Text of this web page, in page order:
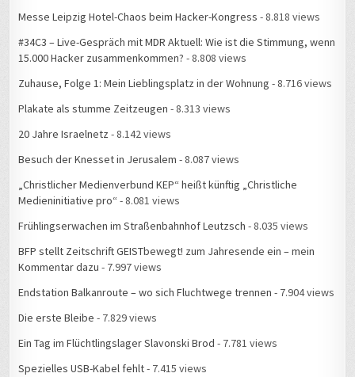
Messe Leipzig Hotel-Chaos beim Hacker-Kongress - 8.818 views
#34C3 – Live-Gespräch mit MDR Aktuell: Wie ist die Stimmung, wenn
15.000 Hacker zusammenkommen? - 8.808 views
Zuhause, Folge 1: Mein Lieblingsplatz in der Wohnung - 8.716 views
Plakate als stumme Zeitzeugen - 8.313 views
20 Jahre Israelnetz - 8.142 views
Besuch der Knesset in Jerusalem - 8.087 views
„Christlicher Medienverbund KEP“ heißt künftig „Christliche
Medieninitiative pro“ - 8.081 views
Frühlingserwachen im Straßenbahnhof Leutzsch - 8.035 views
BFP stellt Zeitschrift GEISTbewegt! zum Jahresende ein – mein
Kommentar dazu - 7.997 views
Endstation Balkanroute – wo sich Fluchtwege trennen - 7.904 views
Die erste Bleibe - 7.829 views
Ein Tag im Flüchtlingslager Slavonski Brod - 7.781 views
Spezielles USB-Kabel fehlt- 7.415 views